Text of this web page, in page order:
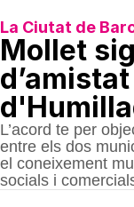
La Ciutat de
Mollet
L’acord te per
entre els dos
el coneixement
socials i